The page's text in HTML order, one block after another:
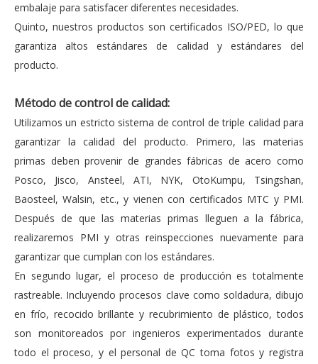
embalaje para satisfacer diferentes necesidades.
Quinto, nuestros productos son certificados ISO/PED, lo que
garantiza altos estándares de calidad y estándares del
producto.
Método de control de calidad:
Utilizamos un estricto sistema de control de triple calidad para
garantizar la calidad del producto. Primero, las materias
primas deben provenir de grandes fábricas de acero como
Posco, Jisco, Ansteel, ATI, NYK, OtoKumpu, Tsingshan,
Baosteel, Walsin, etc., y vienen con certificados MTC y PMI.
Después de que las materias primas lleguen a la fábrica,
realizaremos PMI y otras reinspecciones nuevamente para
garantizar que cumplan con los estándares.
En segundo lugar, el proceso de producción es totalmente
rastreable. Incluyendo procesos clave como soldadura, dibujo
en frío, recocido brillante y recubrimiento de plástico, todos
son monitoreados por ingenieros experimentados durante
todo el proceso, y el personal de QC toma fotos y registra